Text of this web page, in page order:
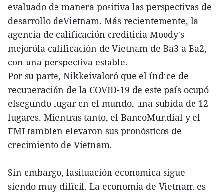
evaluado de manera positiva las perspectivas de
desarrollo deVietnam. Más recientemente, la
agencia de calificación crediticia Moody's
mejoróla calificación de Vietnam de Ba3 a Ba2,
con una perspectiva estable.
Por su parte, Nikkeivaloró que el índice de
recuperación de la COVID-19 de este país ocupó
elsegundo lugar en el mundo, una subida de 12
lugares. Mientras tanto, el BancoMundial y el
FMI también elevaron sus pronósticos de
crecimiento de Vietnam.
Sin embargo, lasituación económica sigue
siendo muy difícil. La economía de Vietnam es